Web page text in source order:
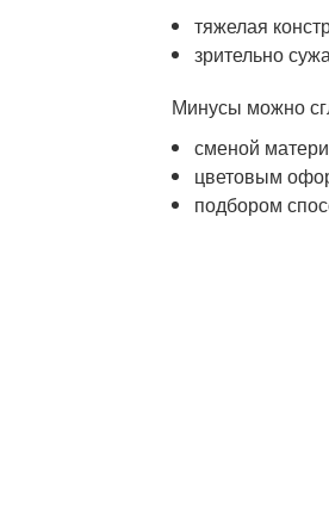
тяжелая
зрительно
Минусы можно
сменой
цветовым
подбором